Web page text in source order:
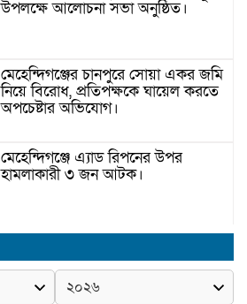
উপলক্ষে আলোচনা সভা অনুষ্ঠিত।
মেহেন্দিগঞ্জের চানপুরে সোয়া একর জমি
নিয়ে বিরোধ, প্রতিপক্ষকে ঘায়েল করতে
অপচেষ্টার অভিযোগ।
মেহেন্দিগঞ্জে এ্যাড রিপনের উপর
হামলাকারী ৩ জন আটক।
প্রতিযোগিতা অনুষ্ঠিত।